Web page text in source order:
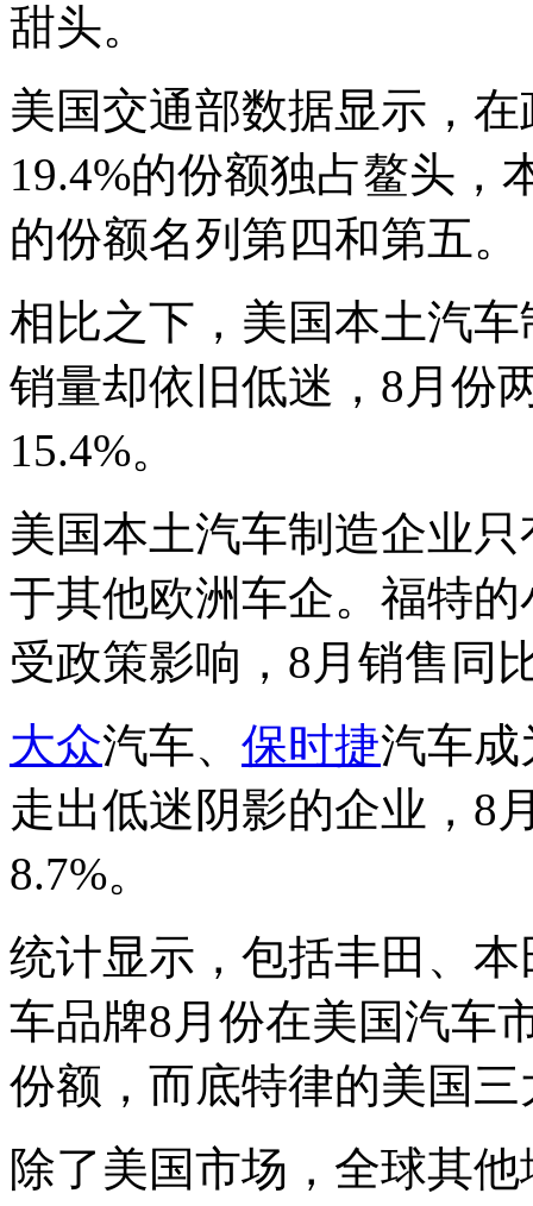
甜头。
美国交通部数据显示，
19.4%的份额独占鳌头，
的份额名列第四和第五。
相比之下，美国本土汽车
销量却依旧低迷，8月份
15.4%。
美国本土汽车制造企业只
于其他欧洲车企。福特
受政策影响，8月销售同
大众汽车、 保时捷汽车成
走出低迷阴影的企业，8
8.7%。
统计显示，包括丰田、
车品牌8月份在美国汽车
份额，而底特律的美国
除了美国市场，全球其